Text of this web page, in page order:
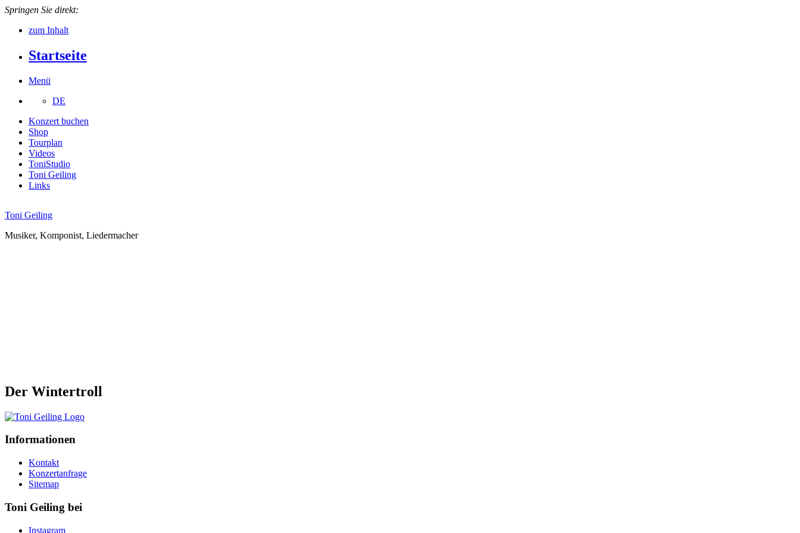
Springen Sie direkt:
zum Inhalt
Startseite
Menü
DE
Konzert buchen
Shop
Tourplan
Videos
ToniStudio
Toni Geiling
Links
Toni Geiling
Musiker, Komponist, Liedermacher
Der Wintertroll
Informationen
Kontakt
Konzertanfrage
Sitemap
Toni Geiling bei
Instagram